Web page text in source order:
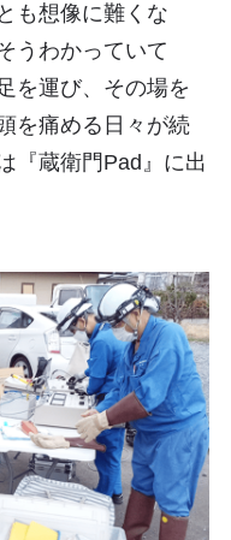
も想像に難くな
うわかっていて
を運び、その場を
を痛める日々が続
『蔵衛門Pad』に出